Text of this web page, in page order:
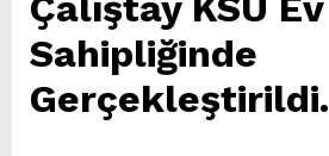
Sahipliğinde
Gerçekleştirildi.